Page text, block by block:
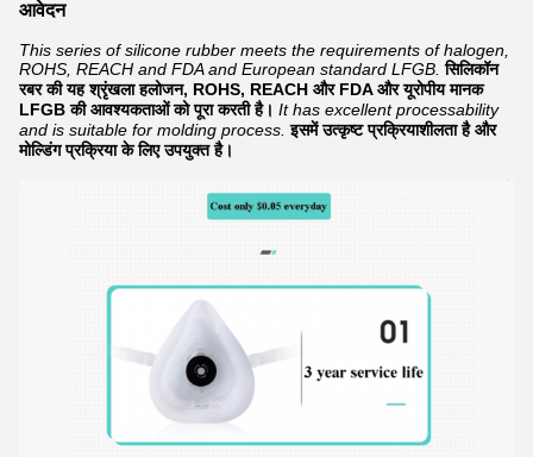
आवेदन
This series of silicone rubber meets the requirements of halogen,
ROHS, REACH and FDA and European standard LFGB. सिलिकॉन
रबर की यह श्रृंखला हलोजन, ROHS, REACH और FDA और यूरोपीय मानक
LFGB की आवश्यकताओं को पूरा करती है। It has excellent processability
and is suitable for molding process. इसमें उत्कृष्ट प्रक्रियाशीलता है और
मोल्डिंग प्रक्रिया के लिए उपयुक्त है।